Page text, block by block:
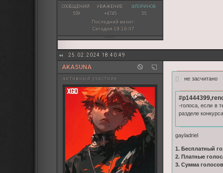
СООБЩЕНИЙ:
559
УВАЖЕНИЕ:
+4745
ФЛОРИНОВ:
55
Последний визит:
Сегодня 19:16:07
25.02.2024 18:40:49
AKASUNA
активный участник не засчитано
-голоса, если в
разделе конкурса
gayladriel
1. Бесплатный
2. Платные
3. Сумма